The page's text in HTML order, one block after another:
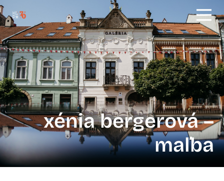
xénia bergerová –
maľba